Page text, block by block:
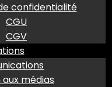
confidentialité
CGU
CGV
médias